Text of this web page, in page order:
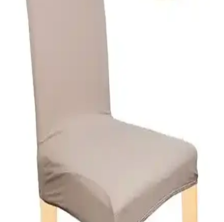
Faiend Tuğla Desen Sandalye Kılıfı: Estetik ve
Kullanışlı Çözüm, Dayanıklı ve Esnek Tasarım
Faiend tuğla desen sandalye kılıfı, esnek yapısı, kolay kullanımı ve
dayanıklılığıyla ev dekorasyonunu tamamlayan şık bir çözümdür.
Makinede yıkanabilir özelliğiyle pratiklik sağlar.
Elgeyar Jakarli Sandalye Örtüsü: Esneklik ve
Estetiği Bir Arada Sunan Pratik Çözüm
Elgeyar Jakarli Sandalye Örtüsü, yüksek esneklik ve dayanıklılık
sağlayan polyester jakar dokusu ile mobilyalarınıza şıklık katarken
kolay temizlenebilir özelliğiyle pratiklik sunar.
Riselerhome Elgeyar ve Özmakan Yüksek Kaliteli
Sandalye Kılıfı Karşılaştırması
İki popüler sandalye örtüsü ürününü detaylı karşılaştırıyoruz. Elastik
yapıları, kullanım kolaylığı ve kullanıcı yorumlarıyla en uygun
seçimi yapmanıza yardımcı oluyor.
Faiend Lik Likları ve Tuğla Desen Sandalye Kılıfı